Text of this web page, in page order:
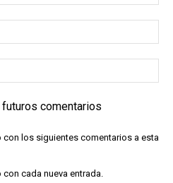
comentarios
los siguientes comentarios a esta
cada nueva entrada.